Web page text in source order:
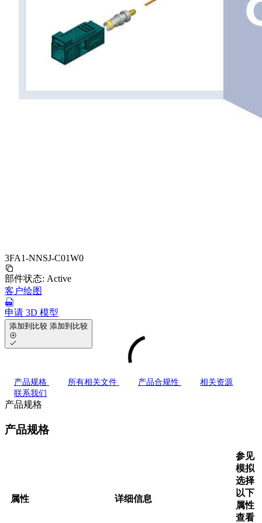
3FA1-NNSJ-C01W0
部件状态: Active
客户绘图
申请 3D 模型
添加到比较 添加到比较
产品规格 所有相关文件 产品合规性
相关资源
联系我们
产品规格
产品规格
属性 详细信息
参见
模拟
选择
以下
属性
查看